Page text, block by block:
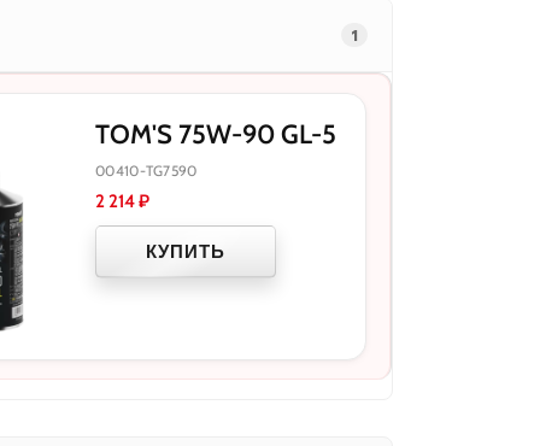
1
TOM'S 75W-90 GL-5
00410-TG7590
2 214₽
КУПИТЬ